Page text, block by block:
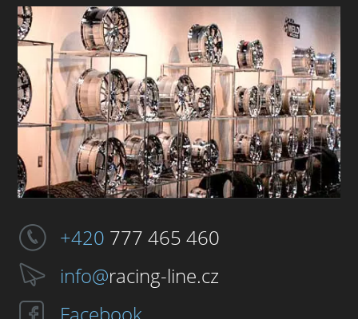
+420 777 465 460
info@racing-line.cz
Facebook